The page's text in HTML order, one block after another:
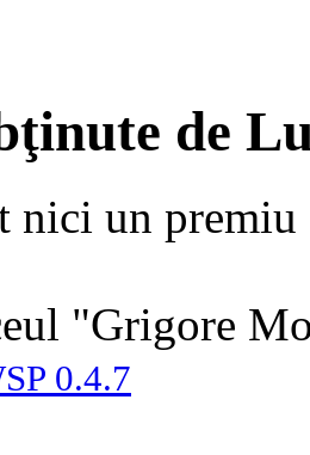
de
nici un premiu
"Grigore
0.4.7